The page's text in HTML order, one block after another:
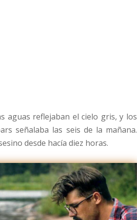
aguas reflejaban el cielo gris, y los
señalaba las seis de la mañana.
desde hacía diez horas.